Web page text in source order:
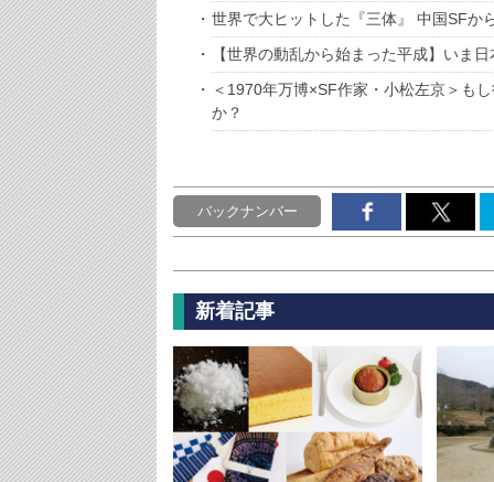
世界で大ヒットした『三体』 中国SFか
【世界の動乱から始まった平成】いま
＜1970年万博×SF作家・小松左京＞も
か？
バックナンバー
新着記事